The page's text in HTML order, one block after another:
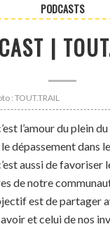
PODCASTS
|
: TOUT.TRAIL
l’amour du plein
dépassement dans
aussi de favoriser
de notre
est de partager
et celui de nos